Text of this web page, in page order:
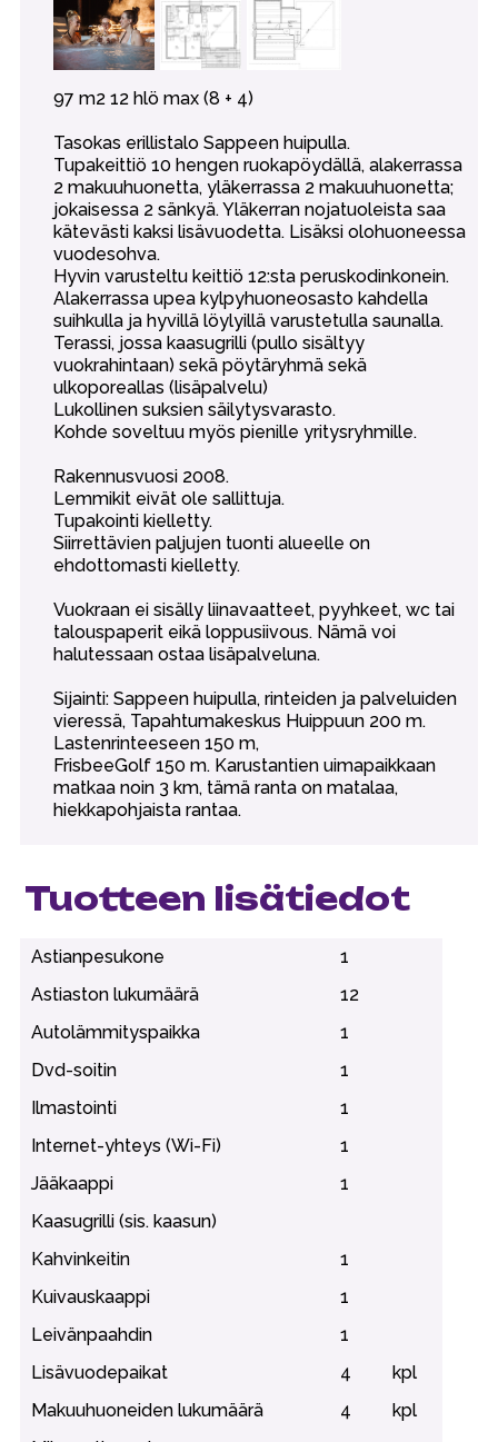
97 m2 12 hlö max (8 + 4)
Tasokas erillistalo Sappeen huipulla.
Tupakeittiö 10 hengen ruokapöydällä, alakerrassa
2 makuuhuonetta, yläkerrassa 2 makuuhuonetta;
jokaisessa 2 sänkyä. Yläkerran nojatuoleista saa
kätevästi kaksi lisävuodetta. Lisäksi olohuoneessa
vuodesohva.
Hyvin varusteltu keittiö 12:sta peruskodinkonein.
Alakerrassa upea kylpyhuoneosasto kahdella
suihkulla ja hyvillä löylyillä varustetulla saunalla.
Terassi, jossa kaasugrilli (pullo sisältyy
vuokrahintaan) sekä pöytäryhmä sekä
ulkoporeallas (lisäpalvelu)
Lukollinen suksien säilytysvarasto.
Kohde soveltuu myös pienille yritysryhmille.
Rakennusvuosi 2008.
Lemmikit eivät ole sallittuja.
Tupakointi kielletty.
Siirrettävien paljujen tuonti alueelle on
ehdottomasti kielletty.
Vuokraan ei sisälly liinavaatteet, pyyhkeet, wc tai
talouspaperit eikä loppusiivous. Nämä voi
halutessaan ostaa lisäpalveluna.
Sijainti: Sappeen huipulla, rinteiden ja palveluiden
vieressä, Tapahtumakeskus Huippuun 200 m.
Lastenrinteeseen 150 m,
FrisbeeGolf 150 m. Karustantien uimapaikkaan
matkaa noin 3 km, tämä ranta on matalaa,
hiekkapohjaista rantaa.
Tuotteen lisätiedot
Astianpesukone
1
Astiaston lukumäärä
12
Autolämmityspaikka
1
Dvd-soitin
1
Ilmastointi
1
Internet-yhteys (Wi-Fi)
1
Jääkaappi
1
Kaasugrilli (sis. kaasun)
Kahvinkeitin
1
Kuivauskaappi
1
Leivänpaahdin
1
Lisävuodepaikat
4
kpl
Makuuhuoneiden lukumäärä
4
kpl